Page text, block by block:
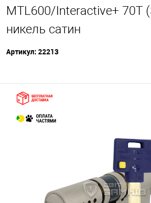
MTL600/Interactive+ 70T
никель сатин
Артикул: 22213